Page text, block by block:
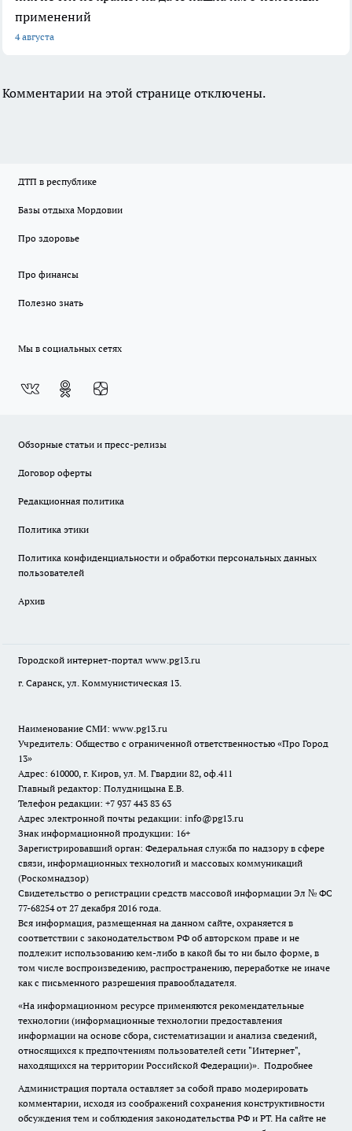
применений
4 августа
Комментарии на этой странице отключены.
ДТП в республике
Базы отдыха Мордовии
Про здоровье
Про финансы
Полезно знать
Мы в социальных сетях
Обзорные статьи и пресс-релизы
Договор оферты
Редакционная политика
Политика этики
Политика конфиденциальности и обработки персональных данных
пользователей
Архив
Городской интернет-портал www.pg13.ru
г. Саранск, ул. Коммунистическая 13.
Наименование СМИ: www.pg13.ru
Учредитель: Общество с ограниченной ответственностью «Про Город
13»
Адрес: 610000, г. Киров, ул. М. Гвардии 82, оф.411
Главный редактор: Полудницына Е.В.
Телефон редакции: +7 937 443 83 63
Адрес электронной почты редакции: info@pg13.ru
Знак информационной продукции: 16+
Зарегистрировавший орган: Федеральная служба по надзору в сфере
связи, информационных технологий и массовых коммуникаций
(Роскомнадзор)
Свидетельство о регистрации средств массовой информации Эл № ФС
77-68254 от 27 декабря 2016 года.
Вся информация, размещенная на данном сайте, охраняется в
соответствии с законодательством РФ об авторском праве и не
подлежит использованию кем-либо в какой бы то ни было форме, в
том числе воспроизведению, распространению, переработке не иначе
как с письменного разрешения правообладателя.
«На информационном ресурсе применяются рекомендательные
технологии (информационные технологии предоставления
информации на основе сбора, систематизации и анализа сведений,
относящихся к предпочтениям пользователей сети "Интернет",
находящихся на территории Российской Федерации)». Подробнее
Администрация портала оставляет за собой право модерировать
комментарии, исходя из соображений сохранения конструктивности
обсуждения тем и соблюдения законодательства РФ и РТ. На сайте не